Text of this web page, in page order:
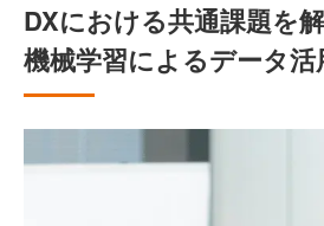
DXにおける共通課題を
機械学習によるデータ活